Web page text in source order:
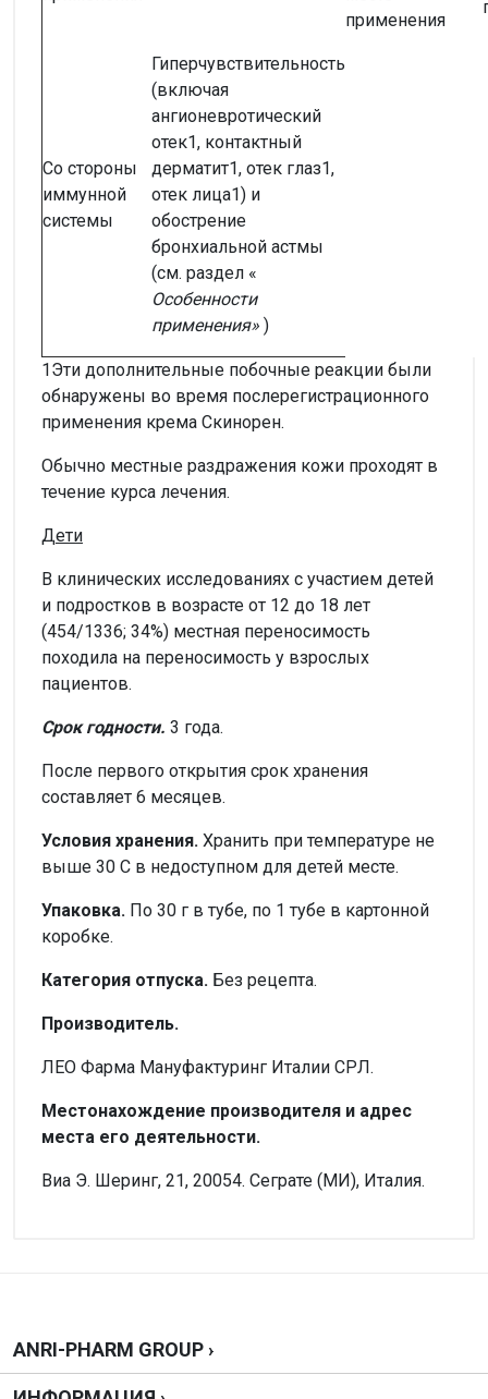
применения
Со стороны
иммунной
системы
Гиперчувствительность
(включая
ангионевротический
отек1, контактный
дерматит1, отек глаз1,
отек лица1) и
обострение
бронхиальной астмы
(см. раздел «
Особенности
применения» )
1Эти дополнительные побочные реакции были
обнаружены во время послерегистрационного
применения крема Скинорен.
Обычно местные раздражения кожи проходят в
течение курса лечения.
Дети
В клинических исследованиях с участием детей
и подростков в возрасте от 12 до 18 лет
(454/1336; 34%) местная переносимость
походила на переносимость у взрослых
пациентов.
Срок годности. 3 года.
После первого открытия срок хранения
составляет 6 месяцев.
Условия хранения. Хранить при температуре не
выше 30 С в недоступном для детей месте.
Упаковка. По 30 г в тубе, по 1 тубе в картонной
коробке.
Категория отпуска. Без рецепта.
Производитель.
ЛЕО Фарма Мануфактуринг Италии СРЛ.
Местонахождение производителя и адрес
места его деятельности.
Виа Э. Шеринг, 21, 20054. Сеграте (МИ), Италия.
Написать отзыв
ANRI-PHARM GROUP ›